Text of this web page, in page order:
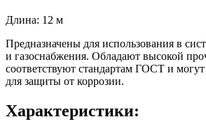
Длина: 12 м
Предназначены для использования в
и газоснабжения. Обладают высокой
соответствуют стандартам ГОСТ и
для защиты от коррозии.
Характеристики: